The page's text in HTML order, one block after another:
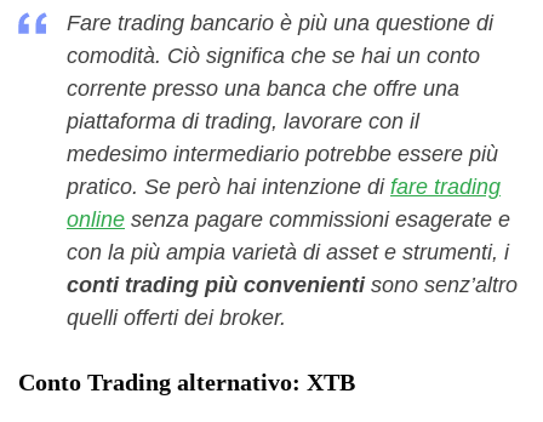
Fare trading bancario è più una questione di
comodità. Ciò significa che se hai un conto
corrente presso una banca che offre una
piattaforma di trading, lavorare con il
medesimo intermediario potrebbe essere più
pratico. Se però hai intenzione di fare trading
online senza pagare commissioni esagerate e
con la più ampia varietà di asset e strumenti, i
conti trading più convenientisono senz’altro
quelli offerti dei broker.
Conto Trading alternativo: XTB